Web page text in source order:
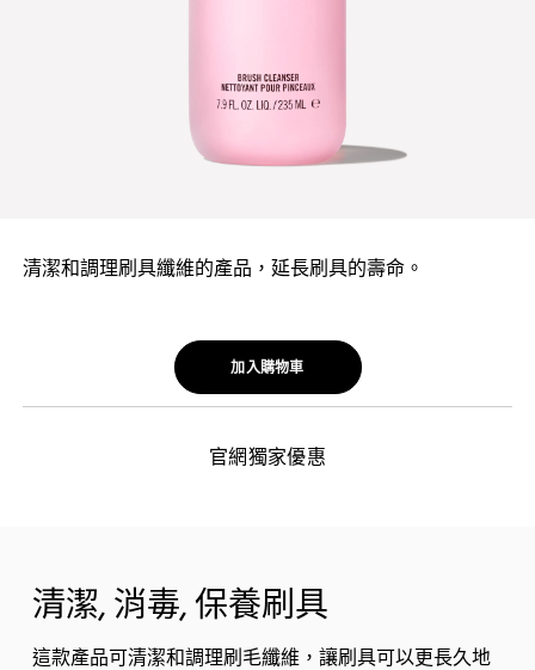
清潔和調理刷具纖維的產品，延長刷具的壽命。
加入購物車
官網獨家優惠
清潔, 消毒, 保養刷具
這款產品可清潔和調理刷毛纖維，讓刷具可以更長久地